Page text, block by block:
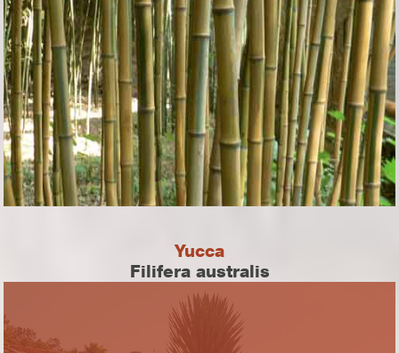
Yucca
Filifera australis